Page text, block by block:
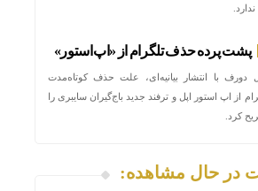
پشت پرده حذف تلگرام از «اپ‌استور»
دورف با انتشار بیانیه‌ای، علت حذف کوتاه‌مدت
از اپ استور اپل و ترفند جدید باج‌گیران سایبری را
کرد.
در حال مشاهده: